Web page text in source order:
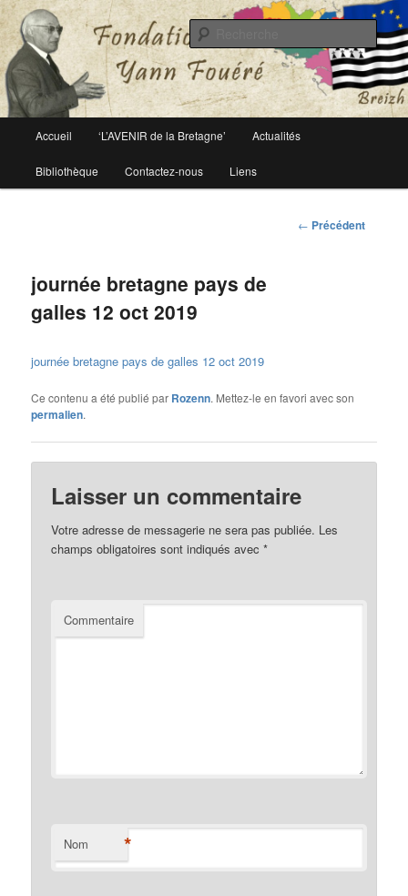
Fondation Yann Fouéré
Le site officiel de la fondation Yann Fouéré
principal
Aller
au
Accueil ‘L’AVENIR de la Bretagne’ Actualités
Bibliothèque Contactez-nous Liens
Navigation
← Précédent
journée bretagne pays de
galles 12 oct 2019
journée bretagne pays de galles 12 oct 2019
Ce contenu a été publié par Rozenn. Mettez-le en favori avec son
permalien.
Laisser un commentaire
Votre adresse de messagerie ne sera pas publiée. Les
champs obligatoires sont indiqués avec*
Commentaire
Nom *